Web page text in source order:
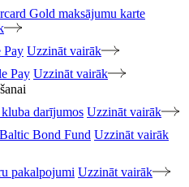
Gold maksājumu karte
Pay Uzzināt vairāk
Pay Uzzināt vairāk
darījumos Uzzināt vairāk
Bond Fund Uzzināt vairāk
pakalpojumi Uzzināt vairāk